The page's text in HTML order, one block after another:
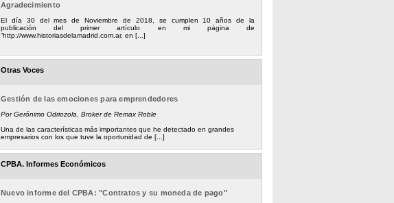
Agradecimiento
El día 30 del mes de Noviembre de 2018, se cumplen 10 años de la
publicación del primer artículo en mi página de
“http://www.historiasdelamadrid.com.ar, en [...]
Otras Voces
Gestión de las emociones para emprendedores
Por Gerónimo Odriozola, Broker de Remax Roble
Una de las características más importantes que he detectado en grandes
empresarios con los que tuve la oportunidad de [...]
CPBA. Informes Económicos
Nuevo informe del CPBA: "Contratos y su moneda de pago"